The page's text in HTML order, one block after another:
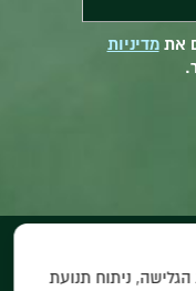
אתמדיניות
ניתוח תנועת